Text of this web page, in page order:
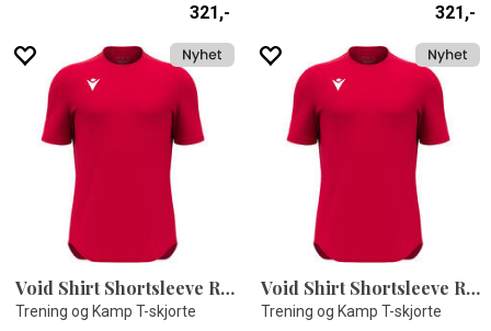
321,- 321,-
Void Shirt Shortsleeve RED L
Trening og Kamp T-skjorte
Void Shirt Shortsleeve RED 5XL
Trening og Kamp T-skjorte